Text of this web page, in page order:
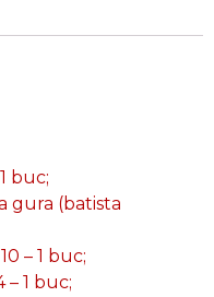
buc;
gura (batista
– 1 buc;
– 1 buc;